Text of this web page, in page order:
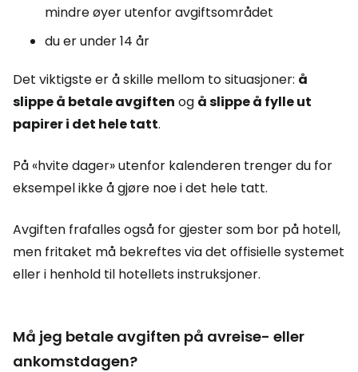
mindre øyer utenfor avgiftsområdet
du er under 14 år
Det viktigste er å skille mellom to situasjoner: å
slippe å betale avgiften og å slippe å fylle ut
papirer i det hele tatt.
På «hvite dager» utenfor kalenderen trenger du for
eksempel ikke å gjøre noe i det hele tatt.
Avgiften frafalles også for gjester som bor på hotell,
men fritaket må bekreftes via det offisielle systemet
eller i henhold til hotellets instruksjoner.
Må jeg betale avgiften på avreise- eller
ankomstdagen?